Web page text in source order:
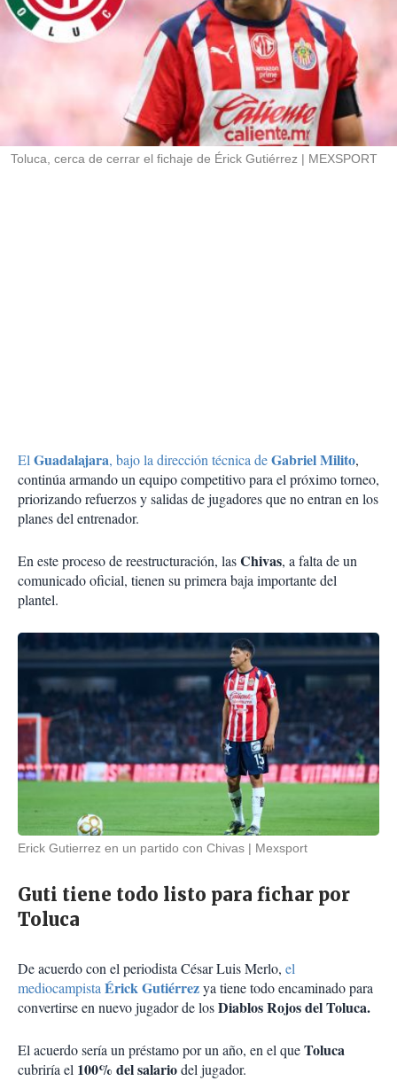
c
o
m
Toluca, cerca de cerrar el fichaje de Érick Gutiérrez MEXSPORT
ElGuadalajara, bajo la dirección técnica deGabriel Milito,
continúa armando un equipo competitivo para el próximo torneo,
priorizando refuerzos y salidas de jugadores que no entran en los
planes del entrenador.
En este proceso de reestructuración, lasChivas, a falta de un
comunicado oficial, tienen su primera baja importante del
plantel.
Erick Gutierrez en un partido con Chivas Mexsport
Guti tiene todo listo para fichar por
Toluca
De acuerdo con el periodista César Luis Merlo, el
mediocampistaÉrick Gutiérrezya tiene todo encaminado para
convertirse en nuevo jugador de losDiablos Rojos del Toluca.
El acuerdo sería un préstamo por un año, en el queToluca
cubriría el 100% del salariodel jugador.